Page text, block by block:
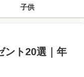
子供
ント20選｜年